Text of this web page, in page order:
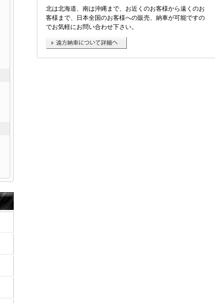
北は北海道、南は沖縄まで、お近くのお客様から遠くのお
客様まで、日本全国のお客様への販売、納車が可能ですの
でお気軽にお問い合わせ下さい。